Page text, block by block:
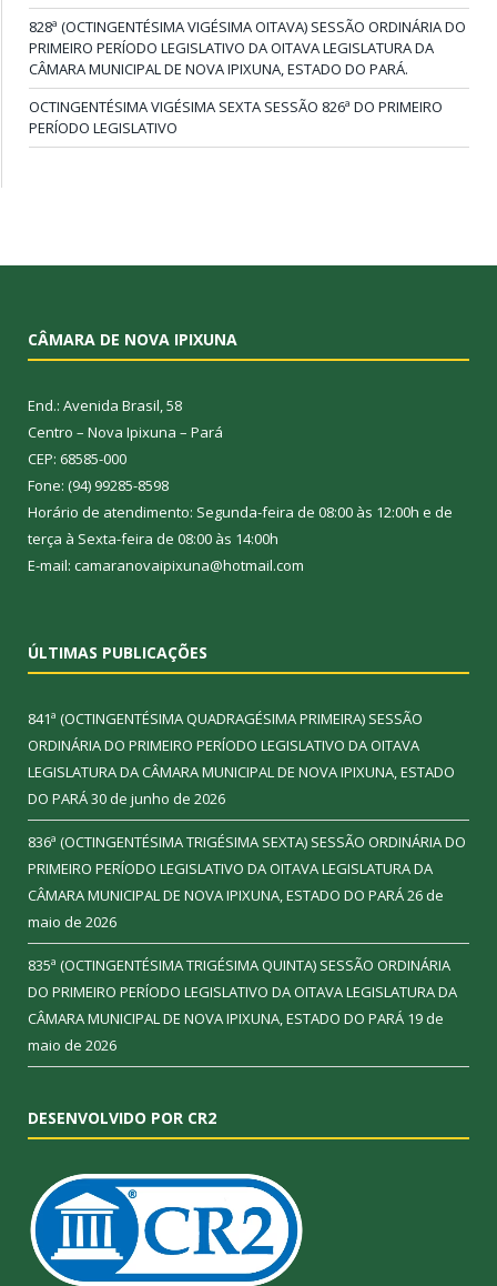
828ª (OCTINGENTÉSIMA VIGÉSIMA OITAVA) SESSÃO ORDINÁRIA DO
PRIMEIRO PERÍODO LEGISLATIVO DA OITAVA LEGISLATURA DA
CÂMARA MUNICIPAL DE NOVA IPIXUNA, ESTADO DO PARÁ.
OCTINGENTÉSIMA VIGÉSIMA SEXTA SESSÃO 826ª DO PRIMEIRO
PERÍODO LEGISLATIVO
CÂMARA DE NOVA IPIXUNA
End.: Avenida Brasil, 58
Centro – Nova Ipixuna – Pará
CEP: 68585-000
Fone: (94) 99285-8598
Horário de atendimento: Segunda-feira de 08:00 às 12:00h e de
terça à Sexta-feira de 08:00 às 14:00h
E-mail: camaranovaipixuna@hotmail.com
ÚLTIMAS PUBLICAÇÕES
841ª (OCTINGENTÉSIMA QUADRAGÉSIMA PRIMEIRA) SESSÃO
ORDINÁRIA DO PRIMEIRO PERÍODO LEGISLATIVO DA OITAVA
LEGISLATURA DA CÂMARA MUNICIPAL DE NOVA IPIXUNA, ESTADO
DO PARÁ30 de junho de 2026
836ª (OCTINGENTÉSIMA TRIGÉSIMA SEXTA) SESSÃO ORDINÁRIA DO
PRIMEIRO PERÍODO LEGISLATIVO DA OITAVA LEGISLATURA DA
CÂMARA MUNICIPAL DE NOVA IPIXUNA, ESTADO DO PARÁ26 de
maio de 2026
835ª (OCTINGENTÉSIMA TRIGÉSIMA QUINTA) SESSÃO ORDINÁRIA
DO PRIMEIRO PERÍODO LEGISLATIVO DA OITAVA LEGISLATURA DA
CÂMARA MUNICIPAL DE NOVA IPIXUNA, ESTADO DO PARÁ 19 de
maio de 2026
DESENVOLVIDO POR CR2